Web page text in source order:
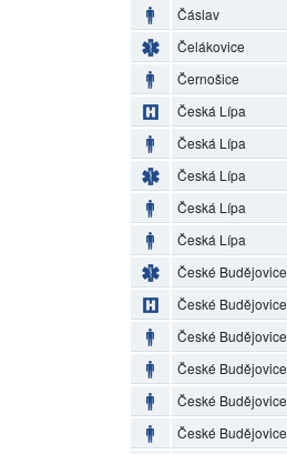
Čáslav
Čelákovice
Černošice
Česká Lípa
Česká Lípa
Česká Lípa
Česká Lípa
Česká Lípa
České Budějovice
České Budějovice
České Budějovice
České Budějovice
České Budějovice
České Budějovice